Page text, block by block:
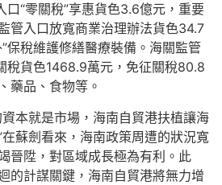
口“零關稅”享惠貨色3.6億元，重要
管入口放寬商業治理辦法貨色34.7
保稅維護修繕醫療裝備。海關監管
稅貨色1468.9萬元，免征關稅80.8
藥品、食物等。
本就是市場，海南自貿港扶植讓海
蘇劍看來，海南政策周遭的狀況寬
晉陞，對區域成長極為有利。此
的計謀關鍵，海南自貿港將無力增